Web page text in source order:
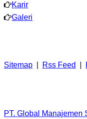
Karir
Galeri
Sitemap Rss Feed
PT. Global Manajemen